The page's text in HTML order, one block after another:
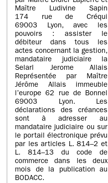
Maître Ludivine Sapin
174 rue de Créqui
69003 Lyon, avec les
pouvoirs : assister le
débiteur dans tous les
actes concernant la gestion,
mandataire judiciaire la
Selarl Jerome Allais
Représentée par Maître
Jérôme Allais immeuble
l’europe 62 rue de Bonnel
69003 Lyon. Les
déclarations des créances
sont à adresser au
mandataire judiciaire ou sur
le portail électronique prévu
par les articles L. 814–2 et
L. 814–13 du code de
commerce dans les deux
mois de la publication au
BODACC.